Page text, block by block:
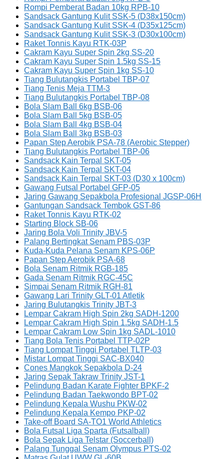
Rompi Pemberat Badan 10kg RPB-10
Sandsack Gantung Kulit SSK-5 (D38x150cm)
Sandsack Gantung Kulit SSK-4 (D35x125cm)
Sandsack Gantung Kulit SSK-3 (D30x100cm)
Raket Tonnis Kayu RTK-03P
Cakram Kayu Super Spin 2kg SS-20
Cakram Kayu Super Spin 1.5kg SS-15
Cakram Kayu Super Spin 1kg SS-10
Tiang Bulutangkis Portabel TBP-07
Tiang Tenis Meja TTM-3
Tiang Bulutangkis Portabel TBP-08
Bola Slam Ball 6kg BSB-06
Bola Slam Ball 5kg BSB-05
Bola Slam Ball 4kg BSB-04
Bola Slam Ball 3kg BSB-03
Papan Step Aerobik PSA-78 (Aerobic Stepper)
Tiang Bulutangkis Portabel TBP-06
Sandsack Kain Terpal SKT-05
Sandsack Kain Terpal SKT-04
Sandsack Kain Terpal SKT-03 (D30 x 100cm)
Gawang Futsal Portabel GFP-05
Jaring Gawang Sepakbola Profesional JGSP-06H
Gantungan Sandsack Tembok GST-86
Raket Tonnis Kayu RTK-02
Starting Block SB-06
Jaring Bola Voli Trinity JBV-5
Palang Bertingkat Senam PBS-03P
Kuda-Kuda Pelana Senam KPS-06P
Papan Step Aerobik PSA-68
Bola Senam Ritmik RGB-185
Gada Senam Ritmik RGC-45C
Simpai Senam Ritmik RGH-81
Gawang Lari Trinity GLT-01 Atletik
Jaring Bulutangkis Trinity JBT-3
Lempar Cakram High Spin 2kg SADH-1200
Lempar Cakram High Spin 1.5kg SADH-1.5
Lempar Cakram Low Spin 1kg SADL-1010
Tiang Bola Tenis Portabel TTP-02P
Tiang Lompat Tinggi Portabel TLTP-03
Mistar Lompat Tinggi SAC-BX040
Cones Mangkok Sepakbola D-24
Jaring Sepak Takraw Trinity JST-1
Pelindung Badan Karate Fighter BPKF-2
Pelindung Badan Taekwondo BPT-02
Pelindung Kepala Wushu PKW-02
Pelindung Kepala Kempo PKP-02
Take-off Board SA-TO1 World Athletics
Bola Futsal Liga Sparta (Futsalball)
Bola Sepak Liga Telstar (Soccerball)
Palang Tunggal Senam Olympus PTS-02